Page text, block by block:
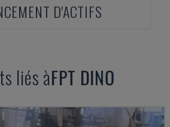
D'ACTIFS
liés àFPT DINO